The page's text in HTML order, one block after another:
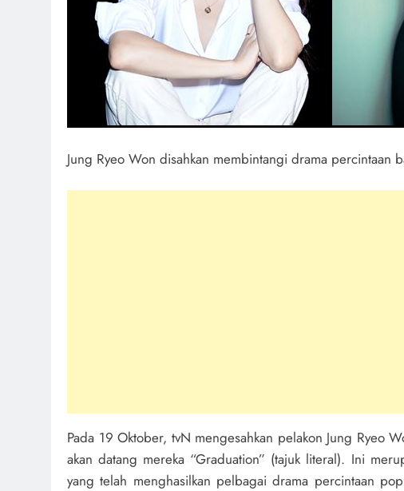
Jung Ryeo Won disahkan membintangi drama percintaan
Pada 19 Oktober, tvN mengesahkan pelakon Jung Ryeo
akan datang mereka “Graduation” (tajuk literal). Ini
yang telah menghasilkan pelbagai drama percintaan